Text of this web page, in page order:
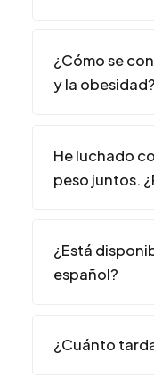
¿Cómo se
y la obesidad?
He luchado
peso juntos.
¿Está
español?
¿Cuánto